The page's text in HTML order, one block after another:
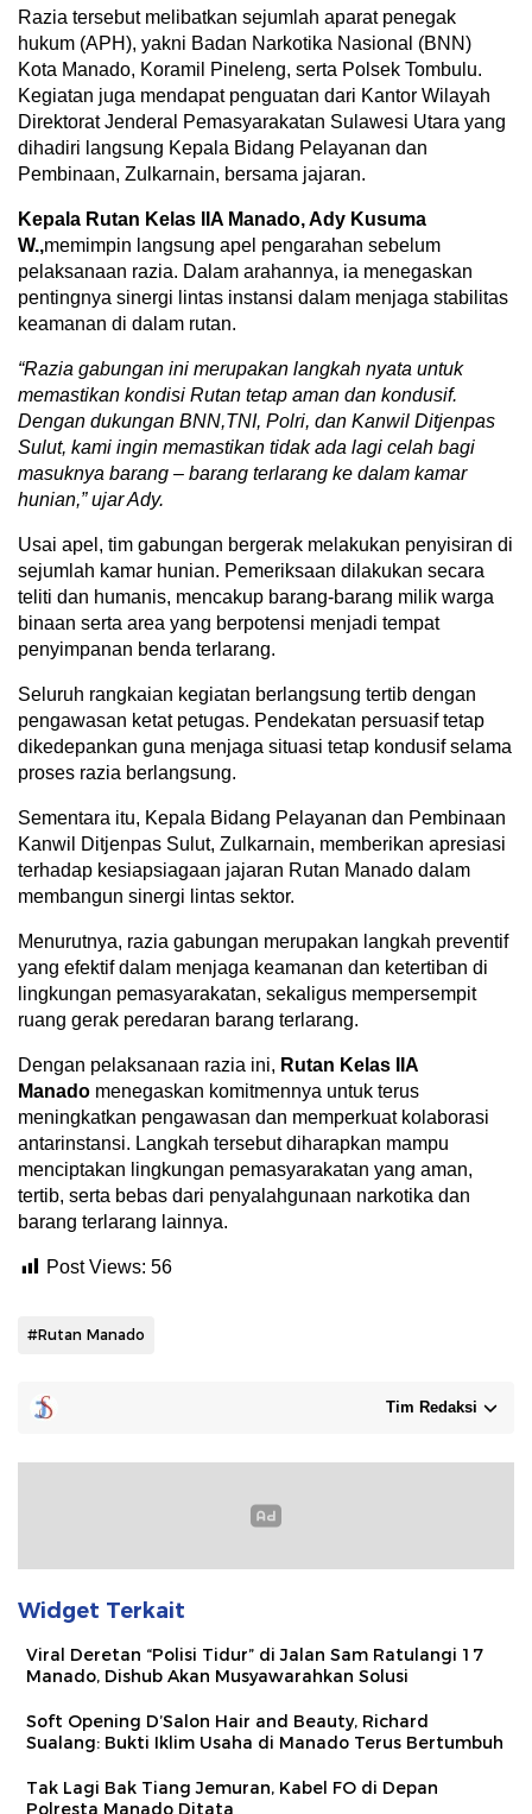
Razia tersebut melibatkan sejumlah aparat penegak
hukum (APH), yakni Badan Narkotika Nasional (BNN)
Kota Manado, Koramil Pineleng, serta Polsek Tombulu.
Kegiatan juga mendapat penguatan dari Kantor Wilayah
Direktorat Jenderal Pemasyarakatan Sulawesi Utara yang
dihadiri langsung Kepala Bidang Pelayanan dan
Pembinaan, Zulkarnain, bersama jajaran.
Kepala Rutan Kelas IIA Manado, Ady Kusuma
W.,memimpin langsung apel pengarahan sebelum
pelaksanaan razia. Dalam arahannya, ia menegaskan
pentingnya sinergi lintas instansi dalam menjaga stabilitas
keamanan di dalam rutan.
“Razia gabungan ini merupakan langkah nyata untuk
memastikan kondisi Rutan tetap aman dan kondusif.
Dengan dukungan BNN,TNI, Polri, dan Kanwil Ditjenpas
Sulut, kami ingin memastikan tidak ada lagi celah bagi
masuknya barang – barang terlarang ke dalam kamar
hunian,” ujar Ady.
Usai apel, tim gabungan bergerak melakukan penyisiran di
sejumlah kamar hunian. Pemeriksaan dilakukan secara
teliti dan humanis, mencakup barang-barang milik warga
binaan serta area yang berpotensi menjadi tempat
penyimpanan benda terlarang.
Seluruh rangkaian kegiatan berlangsung tertib dengan
pengawasan ketat petugas. Pendekatan persuasif tetap
dikedepankan guna menjaga situasi tetap kondusif selama
proses razia berlangsung.
Sementara itu, Kepala Bidang Pelayanan dan Pembinaan
Kanwil Ditjenpas Sulut, Zulkarnain, memberikan apresiasi
terhadap kesiapsiagaan jajaran Rutan Manado dalam
membangun sinergi lintas sektor.
Menurutnya, razia gabungan merupakan langkah preventif
yang efektif dalam menjaga keamanan dan ketertiban di
lingkungan pemasyarakatan, sekaligus mempersempit
ruang gerak peredaran barang terlarang.
Dengan pelaksanaan razia ini, Rutan Kelas IIA
Manado menegaskan komitmennya untuk terus
meningkatkan pengawasan dan memperkuat kolaborasi
antarinstansi. Langkah tersebut diharapkan mampu
menciptakan lingkungan pemasyarakatan yang aman,
tertib, serta bebas dari penyalahgunaan narkotika dan
barang terlarang lainnya.
Post Views: 56
#Rutan Manado
Tim Redaksi
Widget Terkait
Viral Deretan “Polisi Tidur” di Jalan Sam Ratulangi 17
Manado, Dishub Akan Musyawarahkan Solusi
Soft Opening D’Salon Hair and Beauty, Richard
Sualang: Bukti Iklim Usaha di Manado Terus Bertumbuh
Tak Lagi Bak Tiang Jemuran, Kabel FO di Depan
Polresta Manado Ditata